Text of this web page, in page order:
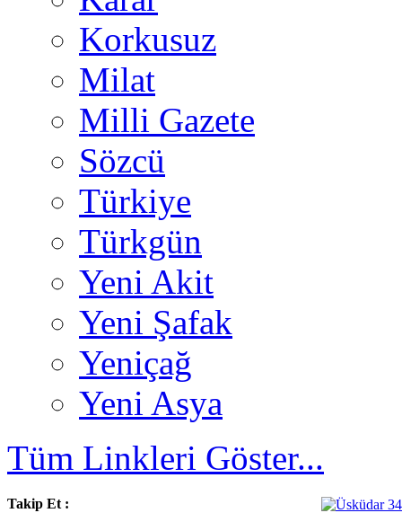
Korkusuz
Milat
Milli Gazete
Sözcü
Türkiye
Türkgün
Yeni Akit
Yeni Şafak
Yeniçağ
Yeni Asya
Tüm Linkleri Göster...
Takip Et :